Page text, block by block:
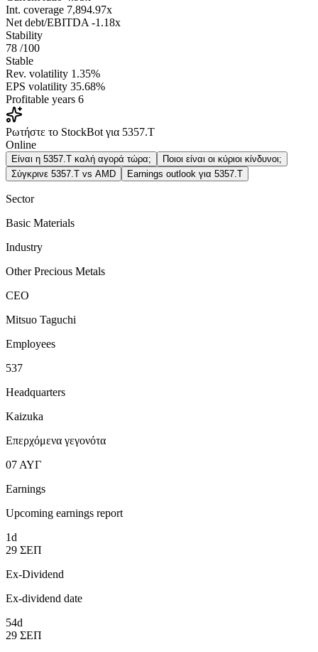
Int. coverage 7,894.97x
Net debt/EBITDA -1.18x
Stability
78 /100
Stable
Rev. volatility 1.35%
EPS volatility 35.68%
Profitable years 6
Ρωτήστε το StockBot για 5357.T
Online
Είναι η 5357.T καλή αγορά τώρα;
Ποιοι είναι οι κύριοι κίνδυνοι;
Σύγκρινε 5357.T vs AMD
Earnings outlook για 5357.T
Sector
Basic Materials
Industry
Other Precious Metals
CEO
Mitsuo Taguchi
Employees
537
Headquarters
Kaizuka
Επερχόμενα γεγονότα
07 ΑΥΓ
Earnings
Upcoming earnings report
1d
29 ΣΕΠ
Ex-Dividend
Ex-dividend date
54d
29 ΣΕΠ